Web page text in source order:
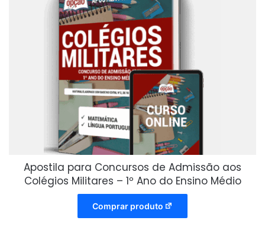
Apostila para Concursos de Admissão aos
Colégios Militares – 1º Ano do Ensino Médio
Comprar produto